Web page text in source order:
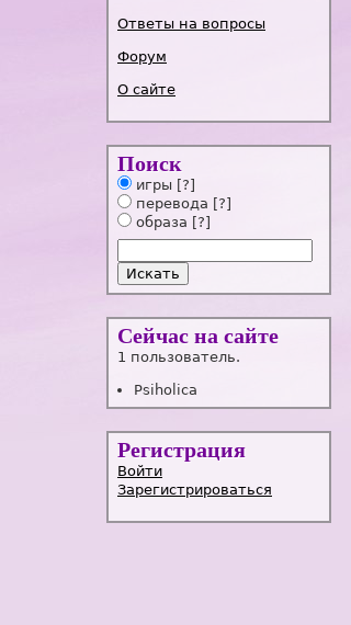
Ответы на вопросы
Форум
О сайте
Поиск
игры [?]
перевода [?]
образа [?]
Сейчас на сайте
1 пользователь.
Psiholica
Регистрация
Войти
Зарегистрироваться